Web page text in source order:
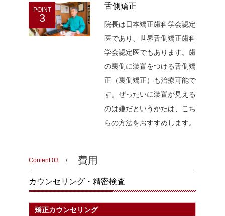
POINT
3
舌側矯正
院長は日本矯正歯科学会認定
医であり、世界舌側矯正歯科
学会認定医でもあります。歯
の裏側に装置をつける舌側矯
正（裏側矯正）も治療可能で
す。ぜったいに装置が見える
のは嫌だというかたは、こち
らの方法をおすすめします。
Content.03 費用
カウンセリング・精密検査
矯正カウンセリング